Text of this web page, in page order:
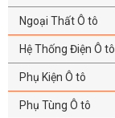
Ngoại Thất Ô tô
Hệ Thống Điện Ô tô
Phụ Kiện Ô tô
Phụ Tùng Ô tô